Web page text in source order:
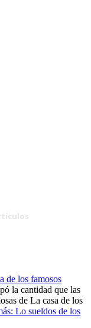
de los famosos
la cantidad que las
de La casa de los
: Lo sueldos de los